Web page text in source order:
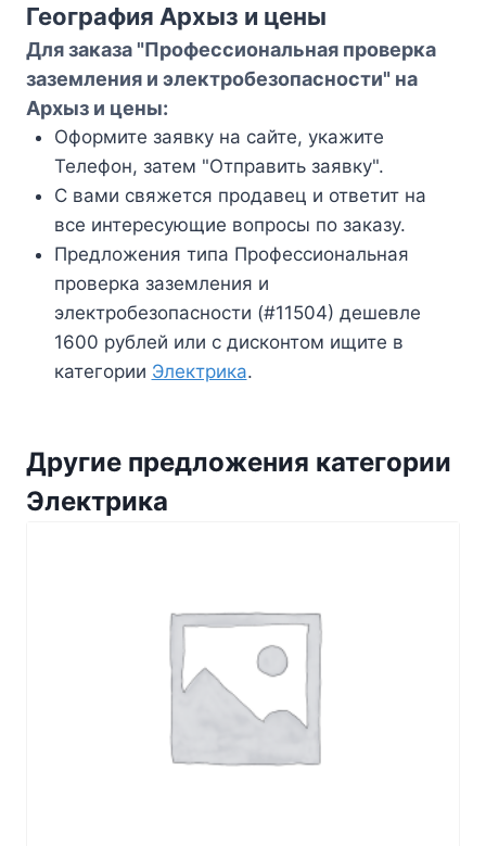
География Архыз и цены
Для заказа "Профессиональная проверка
заземления и электробезопасности" на
Архыз и цены:
Оформите заявку на сайте, укажите
Телефон, затем "Отправить заявку".
С вами свяжется продавец и ответит на
все интересующие вопросы по заказу.
Предложения типа Профессиональная
проверка заземления и
электробезопасности (#11504) дешевле
1600 рублей или с дисконтом ищите в
категории Электрика.
Другие предложения категории
Электрика